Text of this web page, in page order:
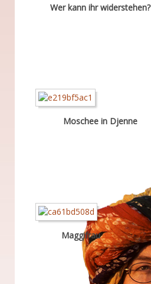
Wer kann ihr widerstehen?
Moschee in Djenne
Maggifrau